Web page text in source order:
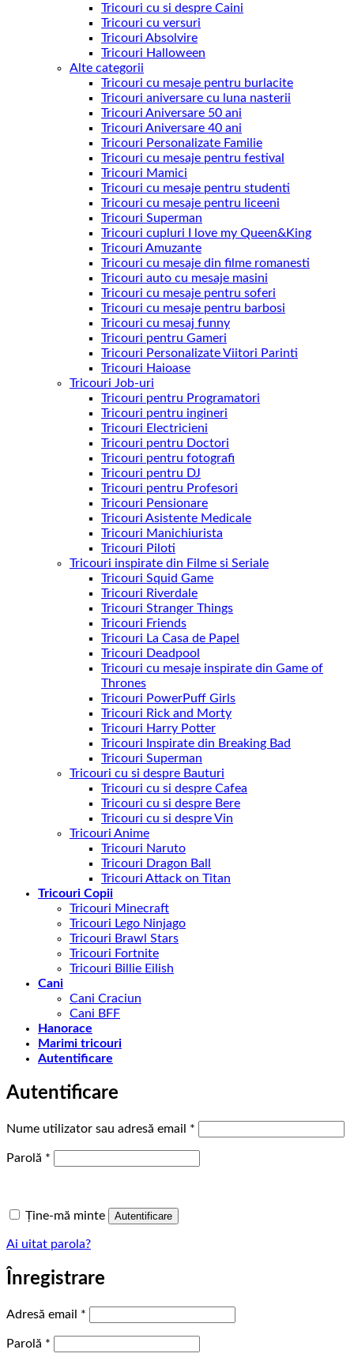
Tricouri cu si despre Caini
Tricouri cu versuri
Tricouri Absolvire
Tricouri Halloween
Alte categorii
Tricouri cu mesaje pentru burlacite
Tricouri aniversare cu luna nasterii
Tricouri Aniversare 50 ani
Tricouri Aniversare 40 ani
Tricouri Personalizate Familie
Tricouri cu mesaje pentru festival
Tricouri Mamici
Tricouri cu mesaje pentru studenti
Tricouri cu mesaje pentru liceeni
Tricouri Superman
Tricouri cupluri I love my Queen&King
Tricouri Amuzante
Tricouri cu mesaje din filme romanesti
Tricouri auto cu mesaje masini
Tricouri cu mesaje pentru soferi
Tricouri cu mesaje pentru barbosi
Tricouri cu mesaj funny
Tricouri pentru Gameri
Tricouri Personalizate Viitori Parinti
Tricouri Haioase
Tricouri Job-uri
Tricouri pentru Programatori
Tricouri pentru ingineri
Tricouri Electricieni
Tricouri pentru Doctori
Tricouri pentru fotografi
Tricouri pentru DJ
Tricouri pentru Profesori
Tricouri Pensionare
Tricouri Asistente Medicale
Tricouri Manichiurista
Tricouri Piloti
Tricouri inspirate din Filme si Seriale
Tricouri Squid Game
Tricouri Riverdale
Tricouri Stranger Things
Tricouri Friends
Tricouri La Casa de Papel
Tricouri Deadpool
Tricouri cu mesaje inspirate din Game of
Thrones
Tricouri PowerPuff Girls
Tricouri Rick and Morty
Tricouri Harry Potter
Tricouri Inspirate din Breaking Bad
Tricouri Superman
Tricouri cu si despre Bauturi
Tricouri cu si despre Cafea
Tricouri cu si despre Bere
Tricouri cu si despre Vin
Tricouri Anime
Tricouri Naruto
Tricouri Dragon Ball
Tricouri Attack on Titan
Tricouri Copii
Tricouri Minecraft
Tricouri Lego Ninjago
Tricouri Brawl Stars
Tricouri Fortnite
Tricouri Billie Eilish
Cani
Cani Craciun
Cani BFF
Hanorace
Marimi tricouri
Autentificare
Autentificare
Nume utilizator sau adresă email *
Parolă *
Ține-mă minte Autentificare
Ai uitat parola?
Înregistrare
Adresă email *
Parolă *